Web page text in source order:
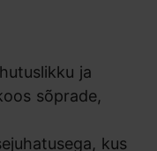
ja
sõprade,
kus